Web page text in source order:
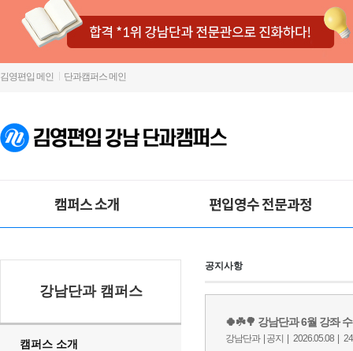
김영편입 메인 단과캠퍼스 메인
캠퍼스 소개 편입영수 전문과정
강남단과 캠퍼스
캠퍼스 소개
공지사항